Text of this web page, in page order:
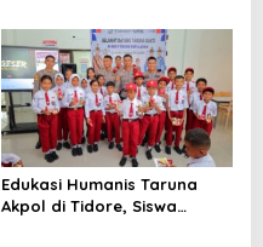
Pengedar Diamankan
Edukasi Humanis Taruna
Akpol di Tidore, Siswa